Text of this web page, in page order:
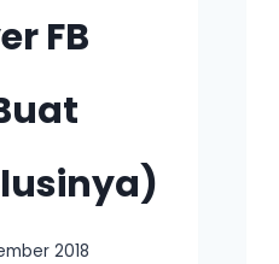
FB
2018